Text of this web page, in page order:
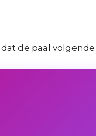
de paal